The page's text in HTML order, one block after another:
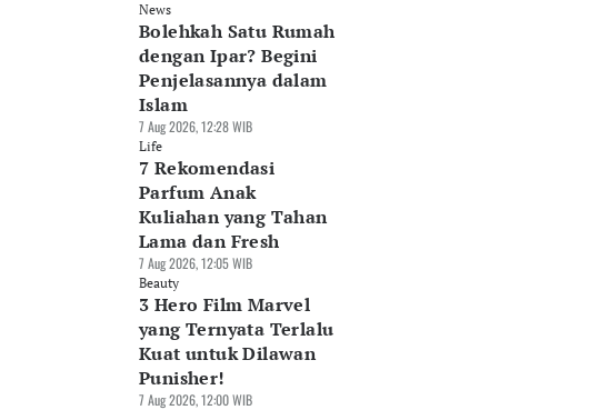
News
Bolehkah Satu Rumah
dengan Ipar? Begini
Penjelasannya dalam
Islam
7 Aug 2026, 12:28 WIB
Life
7 Rekomendasi
Parfum Anak
Kuliahan yang Tahan
Lama dan Fresh
7 Aug 2026, 12:05 WIB
Beauty
3 Hero Film Marvel
yang Ternyata Terlalu
Kuat untuk Dilawan
Punisher!
7 Aug 2026, 12:00 WIB